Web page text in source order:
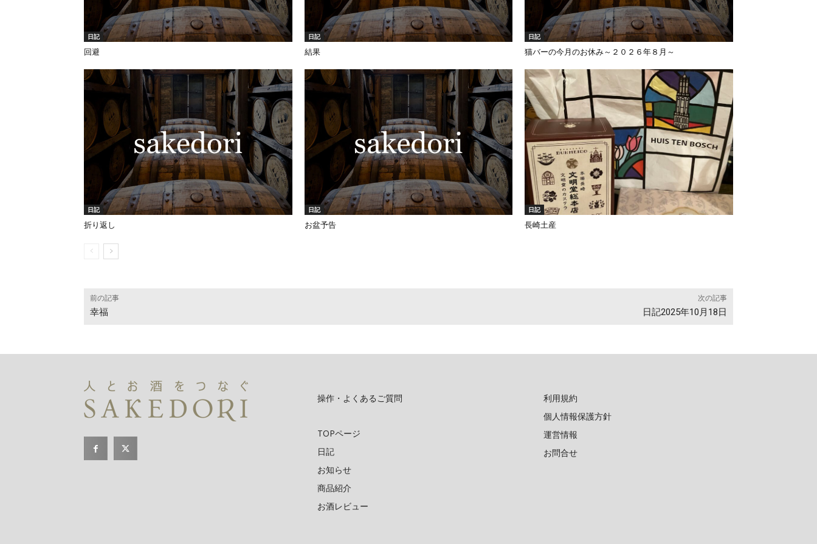
日記
回避
日記
結果
日記
猫バーの今月のお休み～２０２６年８月～
日記
折り返し
日記
お盆予告
日記
長崎土産
前の記事
幸福
次の記事
日記2025年10月18日
操作・よくあるご質問
TOPページ
日記
お知らせ
商品紹介
お酒レビュー
利用規約
個人情報保護方針
運営情報
お問合せ